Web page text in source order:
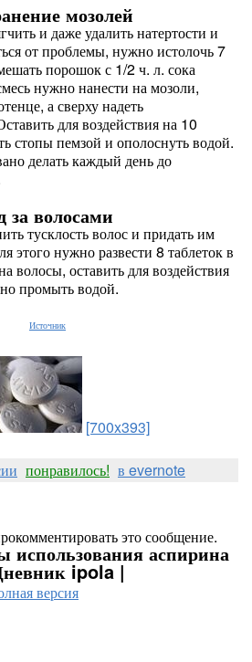
мозолей
и даже удалить натертости и
от проблемы, нужно истолочь 7
порошок с 1/2 ч. л. сока
нужно нанести на мозоли,
а сверху надеть
для воздействия на 10
стопы пемзой‌ и ополоснуть водой‌.
делать каждый‌ день до
за волосами⠀
тусклость волос и придать им
этого нужно развести 8 таблеток в
волосы, оставить для воздействия
промыть водой‌.⠀
Источник
[700x393]
понравилось! в evernote
это сообщение.
использования аспирина
ipola |
версия